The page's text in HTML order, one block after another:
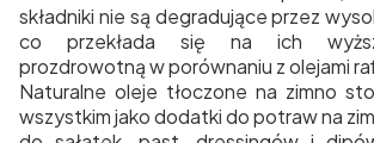
składniki nie są degradujące przez
co przekłada się na ich
prozdrowotną w porównaniu z olejami
Naturalne oleje tłoczone na zimno
wszystkim jako dodatki do potraw na